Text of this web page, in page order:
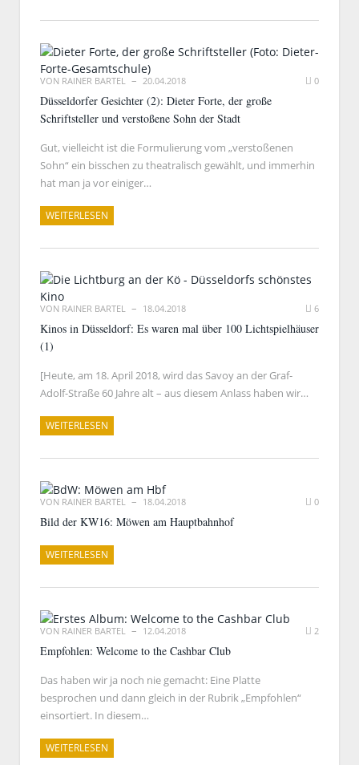
VON RAINER BARTEL 20.04.2018 0
Düsseldorfer Gesichter (2): Dieter Forte, der große
Schriftsteller und verstoßene Sohn der Stadt
Gut, vielleicht ist die Formulierung vom „verstoßenen
Sohn“ ein bisschen zu theatralisch gewählt, und immerhin
hat man ja vor einiger…
WEITERLESEN
VON RAINER BARTEL 18.04.2018 6
Kinos in Düsseldorf: Es waren mal über 100 Lichtspielhäuser
(1)
[Heute, am 18. April 2018, wird das Savoy an der Graf-
Adolf-Straße 60 Jahre alt – aus diesem Anlass haben wir…
WEITERLESEN
VON RAINER BARTEL 18.04.2018 0
Bild der KW16: Möwen am Hauptbahnhof
WEITERLESEN
VON RAINER BARTEL 12.04.2018 2
Empfohlen: Welcome to the Cashbar Club
Das haben wir ja noch nie gemacht: Eine Platte
besprochen und dann gleich in der Rubrik „Empfohlen“
einsortiert. In diesem…
WEITERLESEN